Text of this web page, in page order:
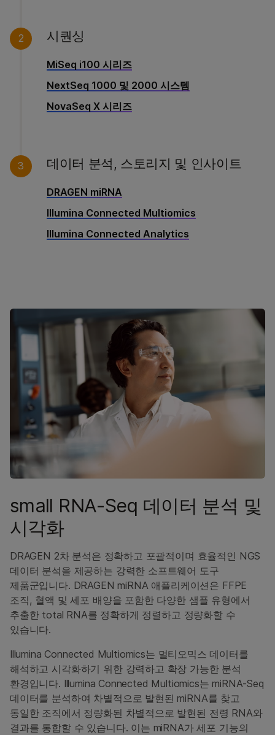
2 시퀀싱
MiSeq i100 시리즈
NextSeq 1000 및 2000 시스템
NovaSeq X 시리즈
3 데이터 분석, 스토리지 및 인사이트
DRAGEN miRNA
Illumina Connected Multiomics
Illumina Connected Analytics
small RNA-Seq 데이터 분석 및
시각화
DRAGEN 2차 분석은 정확하고 포괄적이며 효율적인 NGS
데이터 분석을 제공하는 강력한 소프트웨어 도구
제품군입니다. DRAGEN miRNA 애플리케이션은 FFPE
조직, 혈액 및 세포 배양을 포함한 다양한 샘플 유형에서
추출한 total RNA를 정확하게 정렬하고 정량화할 수
있습니다.
Illumina Connected Multiomics는 멀티오믹스 데이터를
해석하고 시각화하기 위한 강력하고 확장 가능한 분석
환경입니다. Illumina Connected Multiomics는 miRNA-Seq
데이터를 분석하여 차별적으로 발현된 miRNA를 찾고
동일한 조직에서 정량화된 차별적으로 발현된 전령 RNA와
결과를 통합할 수 있습니다. 이는 miRNA가 세포 기능의